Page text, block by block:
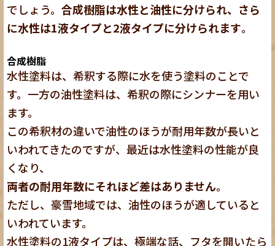
でしょう。合成樹脂は水性と油性に分けられ、さら
に水性は1液タイプと2液タイプに分けられます。
合成樹脂
水性塗料は、希釈する際に水を使う塗料のことで
す。一方の油性塗料は、希釈の際にシンナーを用い
ます。
この希釈材の違いで油性のほうが耐用年数が長いと
いわれてきたのですが、最近は水性塗料の性能が良
くなり、
両者の耐用年数にそれほど差はありません。
ただし、豪雪地域では、油性のほうが適していると
いわれています。
水性塗料の1液タイプは、極端な話、フタを開いたら